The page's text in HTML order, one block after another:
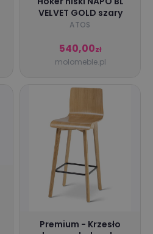
VELVET GOLD szary
ATOS
540,00zł
molomeble.pl
Premium - Krzesło